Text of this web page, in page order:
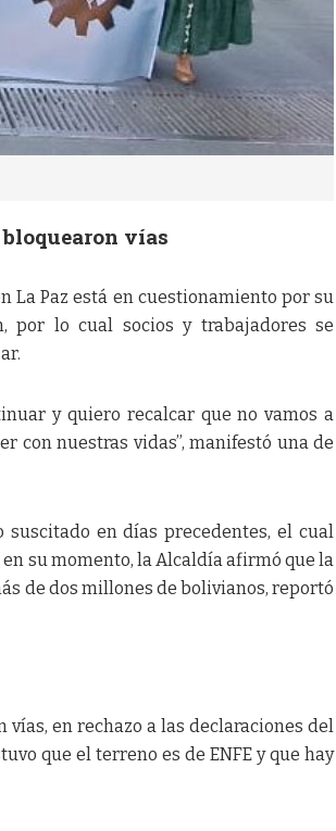
vías
Paz está en cuestionamiento por su
por lo cual socios y trabajadores se
y quiero recalcar que no vamos a
con nuestras vidas”, manifestó una de
en días precedentes, el cual
su momento, la Alcaldía afirmó que la
de dos millones de bolivianos, reportó
en rechazo a las declaraciones del
que el terreno es de ENFE y que hay